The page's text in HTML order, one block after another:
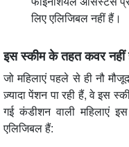
लिए एलिजिबल नहीं हैं।
इस स्कीम के तहत कवर नहीं
जो महिलाएं पहले से ही नौ
ज़्यादा पेंशन पा रही हैं, वे इस
गई कंडीशन वाली महिलाएं
एलिजिबल हैं: